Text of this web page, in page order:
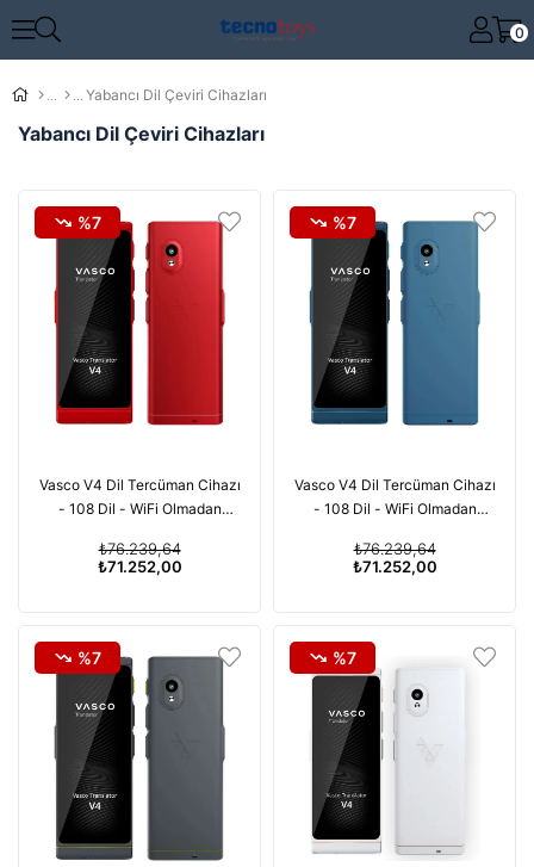
0
Yabancı Dil Çeviri Cihazları
Yabancı Dil Çeviri Cihazları
Vasco V4 Dil Tercüman Cihazı
- 108 Dil - WiFi Olmadan
₺71.252,00
₺76.239,64
%7
Vasco V4 Dil Tercüman Cihazı
- 108 Dil - WiFi Olmadan
₺71.252,00
₺76.239,64
%7
%7 %7